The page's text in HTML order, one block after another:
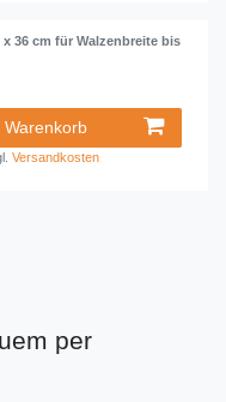
36 cm für Walzenbreite bis
Warenkorb
Versandkosten
per